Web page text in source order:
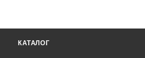
КАТАЛОГ